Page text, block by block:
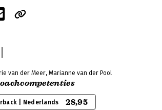
van der Meer, Marianne van der Pool
| Nederlands 28,95